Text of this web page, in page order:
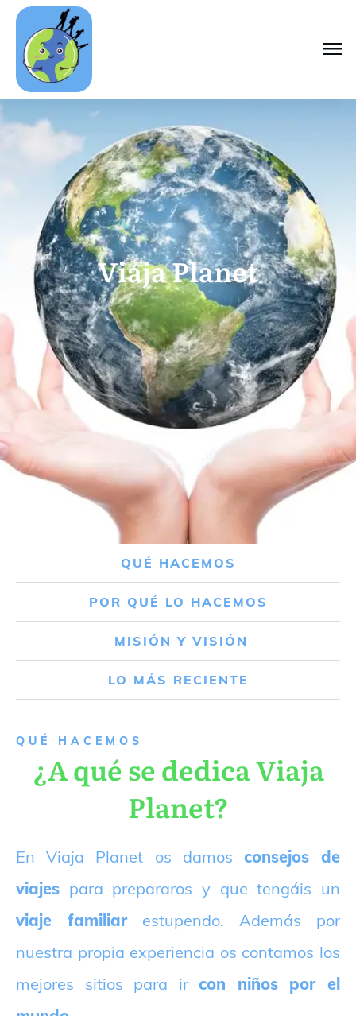
Viaja Planet
QUÉ HACEMOS
POR QUÉ LO HACEMOS
MISIÓN Y VISIÓN
LO MÁS RECIENTE
QUÉ HACEMOS
¿A qué se dedica Viaja
Planet?
En Viaja Planet os damos consejos de
viajes para prepararos y que tengáis un
viaje familiarestupendo. Además por
nuestra propia experiencia os contamos los
mejores sitios para ircon niños por el